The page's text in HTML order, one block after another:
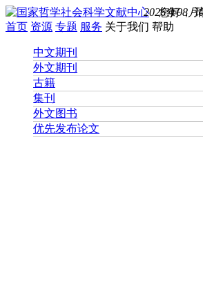
您好，
2026年08
首页 资源 专题 服务 关于我们 帮助
中文期刊
外文期刊
古籍
集刊
外文图书
优先发布论文